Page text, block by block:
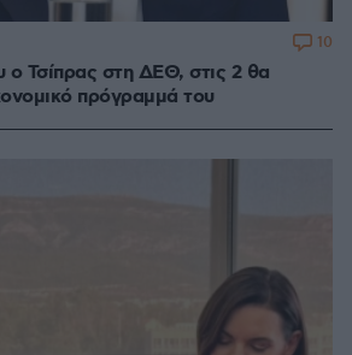
ο Τσίπρας στη ΔΕΘ, στις 2 θα
πρόγραμμά του
10